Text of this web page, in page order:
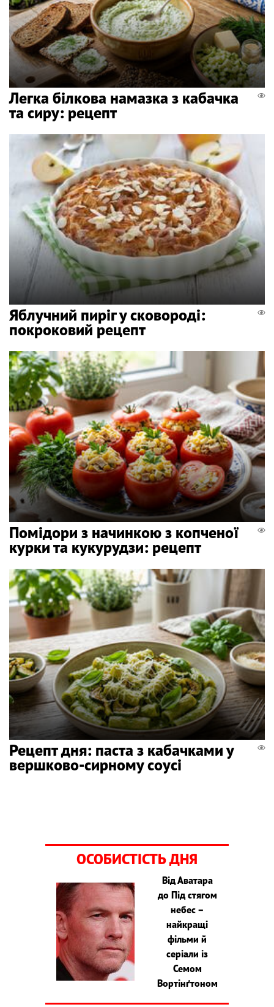
Легка білкова намазка з кабачка
та сиру: рецепт
Яблучний пиріг у сковороді:
покроковий рецепт
Помідори з начинкою з копченої
курки та кукурудзи: рецепт
Рецепт дня: паста з кабачками у
вершково-сирному соусі
ОСОБИСТІСТЬ ДНЯ
Від Аватара
до Під стягом
небес –
найкращі
фільми й
серіали із
Семом
Вортінґтоном